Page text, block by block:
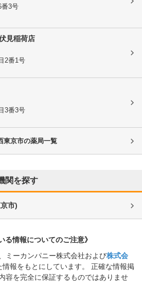
番3号
見稲荷店
2番1号
3番3号
東京市の薬局一覧
関を探す
市)
る情報についてのご注意》
ミーカンパニー株式会社および株式会
情報をもとにしています。 正確な情報掲
容を完全に保証するものではありませ